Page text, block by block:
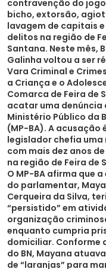
contravenção do
bicho, extorsão,
lavagem de capitais
delitos na região de
Santana. Neste mês,
Galinha voltou a ser
Vara Criminal e
a Criança e o
Comarca de Feira de
acatar uma denúncia
Ministério Público da
(MP-BA). A acusação
legislador chefia uma
com mais dez anos
na região de Feira de
O MP-BA afirma que
do parlamentar,
Cerqueira da Silva,
“persistido” em
organização
enquanto cumpria
domiciliar. Conforme
do BN, Mayana
de “laranjas” para